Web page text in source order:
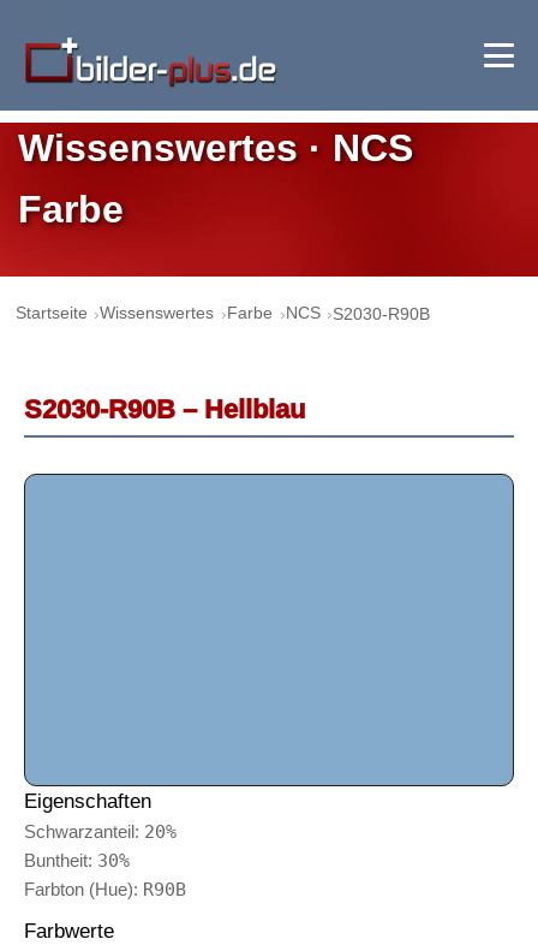
Wissenswertes · NCS
Farbe
Startseite Wissenswertes Farbe NCS S2030-R90B
S2030-R90B – Hellblau
Eigenschaften
Schwarzanteil: 20%
Buntheit: 30%
Farbton (Hue): R90B
Farbwerte